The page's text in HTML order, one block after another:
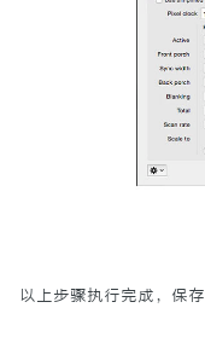
以上步骤执行完成，保